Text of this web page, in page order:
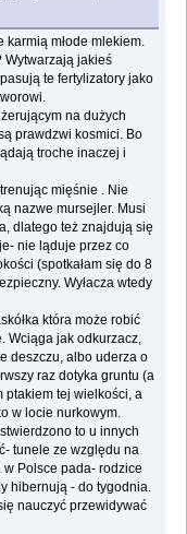
karmią młode mlekiem.
Wytwarzają jakieś
te fertylizatory jako
na dużych
prawdzwi kosmici. Bo
troche inaczej i
mięśnie . Nie
nazwe mursejler. Musi
dlatego też znajdują się
nie ląduje przez co
(spotkałam się do 8
Wyłacza wtedy
która może robić
Wciąga jak odkurzacz,
deszczu, albo uderza o
raz dotyka gruntu (a
ptakiem tej wielkości, a
w locie nurkowym.
to u innych
tunele ze względu na
w Polsce pada- rodzice
hibernują - do tygodnia.
nauczyć przewidywać